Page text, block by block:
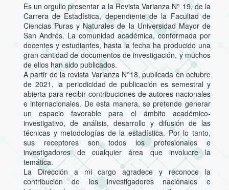
Es un orgullo presentar a la Revista Varianza N° 19, de la
Carrera de Estadística, dependiente de la Facultad de
Ciencias Puras y Naturales de la Universidad Mayor de
San Andrés. La comunidad académica, conformada por
docentes y estudiantes, hasta la fecha ha producido una
gran cantidad de documentos de investigación, y muchos
de ellos han sido publicados.
A partir de la revista Varianza N°18, publicada en octubre
de 2021, la periodicidad de publicación es semestral y
abierta para recibir contribuciones de autores nacionales
e internacionales. De esta manera, se pretende generar
un espacio favorable para el ámbito académico-
investigativo, de análisis, desarrollo y difusión de las
técnicas y metodologías de la estadística. Por lo tanto,
sus receptores son todos los profesionales e
investigadores de cualquier área que involucre la
temática.
La Dirección a mi cargo agradece y reconoce la
contribución de los investigadores nacionales e